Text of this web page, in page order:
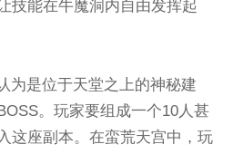
技能在牛魔洞内自由发挥起
为是位于天堂之上的神秘建
。玩家要组成一个10人甚
这座副本。在蛮荒天宫中，玩